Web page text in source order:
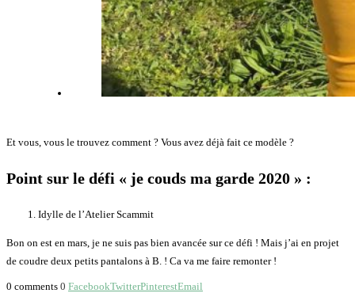
Et vous, vous le trouvez comment ? Vous avez déjà fait ce modèle ?
Point sur le défi « je couds ma garde 2020 » :
Idylle de l’Atelier Scammit
Bon on est en mars, je ne suis pas bien avancée sur ce défi ! Mais j’ai en projet
de coudre deux petits pantalons à B. ! Ca va me faire remonter !
0 comments 0 FacebookTwitterPinterestEmail